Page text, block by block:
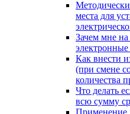
места для
Зачем мне
электронные
Как внести
(при смене
количества
Что делать
всю сумму